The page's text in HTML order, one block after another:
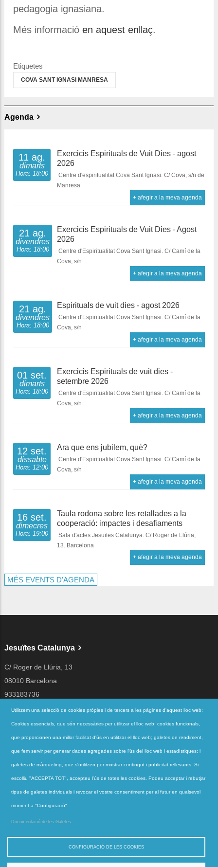
pedagogia ignasiana.
Més informació en aquest enllaç.
Etiquetes
COVA SANT IGNASI MANRESA
Agenda
11 ag.
dimarts
Hora: 18:00
Exercicis Espirituals de Vuit Dies - agost
2026
Centre d'espiritualitat Cova Sant Ignasi. C/ Cova, s/n de
Manresa
+ afegir a la meva agenda
21 ag.
divendres
Hora: 18:00
Exercicis Espirituals de Vuit Dies - Agost
2026
Centre d'Espiritualitat Cova Sant Ignasi. C/ Camí de la
Cova, s/n
+ afegir a la meva agenda
21 ag.
divendres
Hora: 18:00
Espirituals de vuit dies - agost 2026
Centre d'Espiritualitat Cova Sant Ignasi. C/ Camí de la
Cova, s/n
+ afegir a la meva agenda
01 set.
dimarts
Hora: 18:00
Exercicis Espirituals de vuit dies -
setembre 2026
Centre d'Espiritualitat Cova Sant Ignasi. C/ Camí de la
Cova, s/n
+ afegir a la meva agenda
12 set.
dissabte
Hora: 12:00
Ara que ens jubilem, què?
Centre d'Espiritualitat Cova Sant Ignasi. C/ Camí de la
Cova, s/n
+ afegir a la meva agenda
16 set.
dimecres
Hora: 19:00
Taula rodona sobre les retallades a la
cooperació: impactes i desafiaments
Sala d'actes Jesuïtes Catalunya. C/ Roger de Llúria,
13. Barcelona
+ afegir a la meva agenda
MÉS EVENTS D'AGENDA
Jesuïtes Catalunya
C/ Roger de Llúria, 13
08010 Barcelona
933183736
jesuites@jesuites.net
Segueix-nos a
QUI SOM
QUÈ FEM
ACTUALITAT
Utilitzem una selecció de cookies pròpies i de tercers a les pàgines d'aquest lloc web:
Cookies essencials, que són necessàries per utilitzar el lloc web; cookies funcionals,
que proporcionen una millor facilitat d'ús en utilitzar el lloc web; galetes de rendiment,
que fem servir per generar dades agregades sobre l'ús del lloc web i estadístiques; i
galetes de màrqueting, que s'utilitzen per mostrar contingut i publicitat rellevants. Si
escolliu "ACCEPTA TOT", accepteu l'ús de totes les cookies. Podeu acceptar i rebutjar
tipus de galetes individuals i revocar el vostre consentiment per al futur en qualsevol
moment a "Configuració".
Documentació de les Galetes
CONFIGURACIÓ DE LES COOKIES